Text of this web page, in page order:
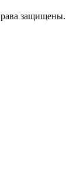
защищены.